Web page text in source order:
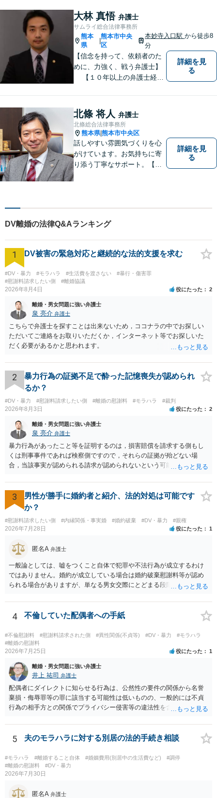
ノウハウ多数】相続手続きか
ら遺言書までトータルサポー
ト【JR熊本駅から徒歩1分】
大林 真悟 弁護士
サムライ総合法律事務所
熊本
県
|
熊本市中央
区
本妙寺入口駅から徒歩8
分
【信念を持って、依頼者のた
めに、力強く、戦う弁護士】
【１０年以上の弁護士経
等の男女トラブル、③顧問弁
護の３つの分野に力を注ぐ弁
護士】
詳細を見
る
北條 将人 弁護士
北條総合法律事務所
熊本県|熊本市中央区
話しやすい雰囲気づくりを心
がけています。お気持ちに寄
り添う丁寧なサポート。【借
ート。企業からのご相談も承
用特約の利用可【夜間・休日
面談可】
詳細を見
る
DV離婚の法律Q&Aランキング
1 DV被害の緊急対応と継続的な法的支援を求む
#DV・暴力 #モラハラ #生活費を渡さない
#暴行・傷害罪
#慰謝料請求したい側
#離婚協議
2026年8月4日 役にたった 2
離婚・男女問題に強い弁護士
泉 亮介 弁護士
こちらで弁護士を探すことは出来ないため，ココナラの中でお探しい
ただいてご連絡をお取りいただくか，インターネット等でお探しいた
だく必要があるかと思われます。
2
暴力行為の証拠不足で酔った記憶喪失が認められ
るか？
#DV・暴力 #慰謝料請求したい側 #離婚の慰謝料 #モラハラ #裁判
2026年8月3日 役にたった 2
離婚・男女問題に強い弁護士
泉 亮介 弁護士
暴力行為があったこと等を証明するのは，損害賠償を請求する側もし
くは刑事事件であれば検察側ですので，それらの証拠が殆どない場
合，当該事実が認められる請求が認められないという可能性はあるで
3
男性が勝手に婚約者と紹介、法的対処は可能です
か？
#慰謝料請求したい側 #内縁関係・事実婚 #婚約破棄 #DV・暴力 #親権
2026年7月28日 役にたった 1
匿名A 弁護士
一般論としては、嘘をつくこと自体で犯罪や不法行為が成立するわけ
ではありません。婚約が成立している場合は婚約破棄慰謝料等が認め
られる場合がありますが、単なる男女交際にとどまる段階の場合、独
慰謝料は生じないことが多いと思われます。 お怒りはごもっともです
が、仮に交際を進めたとしても後に相手を信頼できなくなる可能性が
高かったということですので、むしろ結婚しなくてよかったと割り切
って、交際を終わらせるのがよいと思います。
4 不倫していた配偶者への手紙
#不倫慰謝料 #慰謝料請求された側 #異性関係(不貞等) #DV・暴力
#モラハラ
#離婚の慰謝料
2026年7月25日 役にたった 1
離婚・男女問題に強い弁護士
井上 祐司 弁護士
配偶者にダイレクトに知らせる行為は、公然性の要件の関係から名誉
棄損・侮辱罪等の罪に該当する可能性は低いものの、一般的には不貞
行為の相手方との関係でプライバシー侵害等の違法性を含む行為で
ため、弁護士としては推奨しないことが一般的かと思います。
5 夫のモラハラに対する別居の法的手続き相談
#モラハラ #離婚すること自体 #婚姻費用(別居中の生活費など)
#調停
#離婚の慰謝料
#DV・暴力
2026年7月30日
匿名A 弁護士